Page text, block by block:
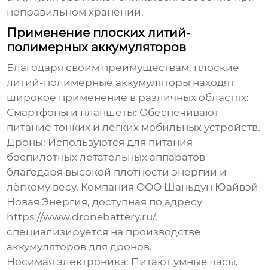
неправильном хранении.
Применение плоских литий-
полимерных аккумуляторов
Благодаря своим преимуществам, плоские
литий-полимерные аккумуляторы находят
широкое применение в различных областях:
Смартфоны и планшеты: Обеспечивают
питание тонких и лёгких мобильных устройств.
Дроны: Используются для питания
беспилотных летательных аппаратов
благодаря высокой плотности энергии и
лёгкому весу. Компания ООО Шаньдун Юайвэй
Новая Энергия, доступная по адресу
https://www.dronebattery.ru/,
специализируется на производстве
аккумуляторов для дронов.
Носимая электроника: Питают умные часы,